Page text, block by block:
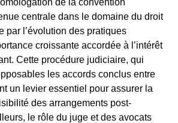
de la convention
centrale dans le domaine du droit
par l’évolution des pratiques
croissante accordée à l’intérêt
Cette procédure judiciaire, qui
les accords conclus entre
un levier essentiel pour assurer la
des arrangements post-
le rôle du juge et des avocats